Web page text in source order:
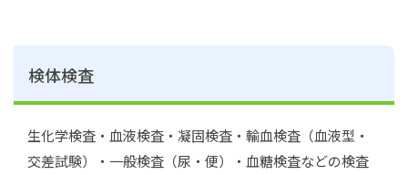
検体検査
生化学検査・血液検査・凝固検査・輸血検査（血液型・
交差試験）・一般検査（尿・便）・血糖検査などの検査